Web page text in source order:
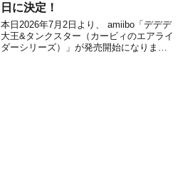
日に決定！
本日2026年7月2日より、 amiibo「デデデ
大王&タンクスター（カービィのエアライ
ダーシリーズ）」が発売開始になりまし